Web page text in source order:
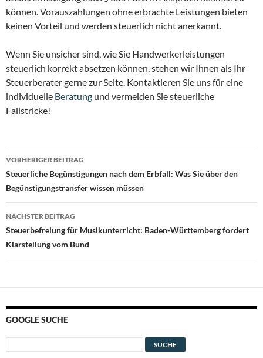
können. Vorauszahlungen ohne erbrachte Leistungen bieten
keinen Vorteil und werden steuerlich nicht anerkannt.
Wenn Sie unsicher sind, wie Sie Handwerkerleistungen
steuerlich korrekt absetzen können, stehen wir Ihnen als Ihr
Steuerberater gerne zur Seite. Kontaktieren Sie uns für eine
individuelle Beratung und vermeiden Sie steuerliche
Fallstricke!
Beitragsnavigation
VORHERIGER BEITRAG
Steuerliche Begünstigungen nach dem Erbfall: Was Sie über den
Begünstigungstransfer wissen müssen
NÄCHSTER BEITRAG
Steuerbefreiung für Musikunterricht: Baden-Württemberg fordert
Klarstellung vom Bund
GOOGLE SUCHE